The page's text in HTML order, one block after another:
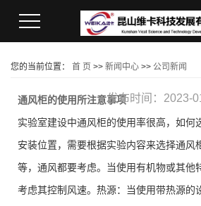
您的当前位置： 首 页 >> 新闻中心 >> 公司新闻
通风柜的使用所注意事项
实验室建设中通风柜的使用率很高，如何
安装位置，需要根据实验内容来选择通风
等，通风都要考虑。当使用有机物或其他
考虑其控制风速。热源：当使用带热源的
发布时间：2023-